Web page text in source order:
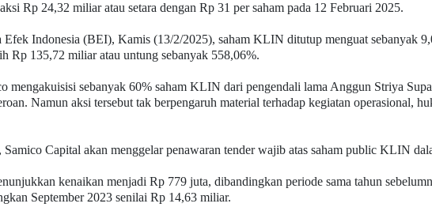
Rp 24,32 miliar atau setara dengan Rp 31 per saham pada 12 Februari 2025.
Efek Indonesia (BEI), Kamis (13/2/2025), saham KLIN ditutup menguat sebanyak
Rp 135,72 miliar atau untung sebanyak 558,06%.
mengakuisisi sebanyak 60% saham KLIN dari pengendali lama Anggun Striya
Namun aksi tersebut tak berpengaruh material terhadap kegiatan operasional,
Samico Capital akan menggelar penawaran tender wajib atas saham public KLIN
kenaikan menjadi Rp 779 juta, dibandingkan periode sama tahun
September 2023 senilai Rp 14,63 miliar.